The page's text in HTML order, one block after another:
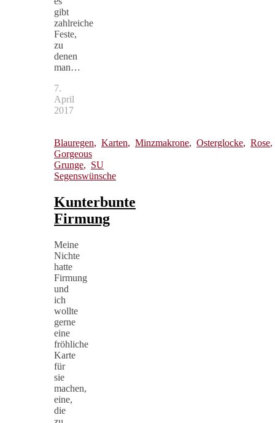
gibt
zahlreiche
Feste,
zu
denen
man…
7.
April
2017
Blauregen, Karten, Minzmakrone, Osterglocke, Rose
Gorgeous
Grunge, SU
Segenswünsche
Kunterbunte
Firmung
Meine
Nichte
hatte
Firmung
und
ich
wollte
gerne
eine
fröhliche
Karte
für
sie
machen,
eine,
die